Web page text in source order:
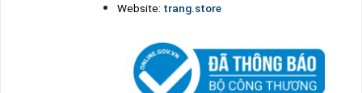
Website: trang.store